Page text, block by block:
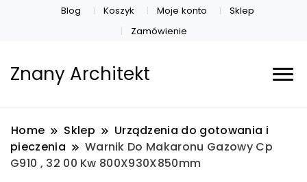
Blog Koszyk Moje konto
Sklep
Zamówienie
Znany Architekt
Home Sklep
Urządzenia do gotowania i
pieczenia
Warnik Do Makaronu Gazowy Cp
G910 , 32 00 Kw 800X930X850mm